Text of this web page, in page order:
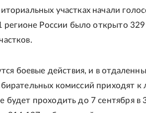
участках начали
регионе России было открыто 329
боевые действия, и в
комиссий приходят
будет проходить до 7 сентября в